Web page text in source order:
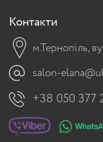
Контакти
м.Тернопіль,
salon-
+38 050 377